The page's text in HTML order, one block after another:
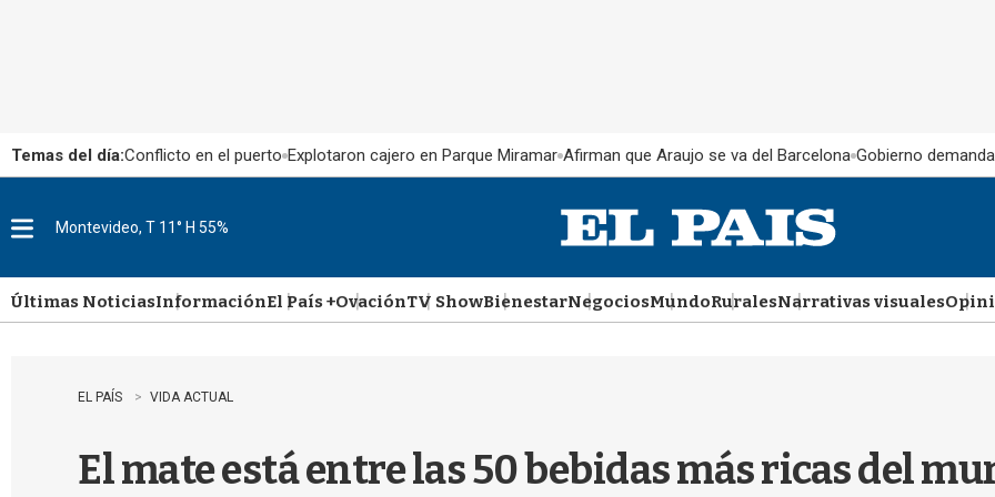
Temas del día:Conflicto en el puerto Explotaron cajero en Parque Miramar Afirman que Araujo se va del Barcelona Gobierno
u
Montevideo, T 11° H 55%
Últimas NoticiasInformaciónEl País +OvaciónTV ShowBienestarNegociosMundoRuralesNarrativas visuales
EL PAÍS VIDA ACTUAL
El mate está entre las 50 bebidas más ricas del